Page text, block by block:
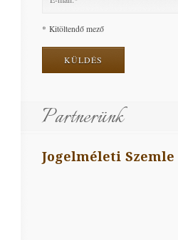
* Kitöltendő mező
Partnerünk
Jogelméleti Szemle